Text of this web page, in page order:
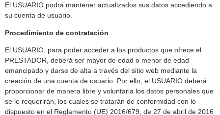
El USUARIO podrá mantener actualizados sus datos accediendo a
su cuenta de usuario.
Procedimiento de contratación
El USUARIO, para poder acceder a los productos que ofrece el
PRESTADOR, deberá ser mayor de edad o menor de edad
emancipado y darse de alta a través del sitio web mediante la
creación de una cuenta de usuario. Por ello, el USUARIO deberá
proporcionar de manera libre y voluntaria los datos personales que
se le requerirán, los cuales se tratarán de conformidad con lo
dispuesto en el Reglamento (UE) 2016/679, de 27 de abril de 2016